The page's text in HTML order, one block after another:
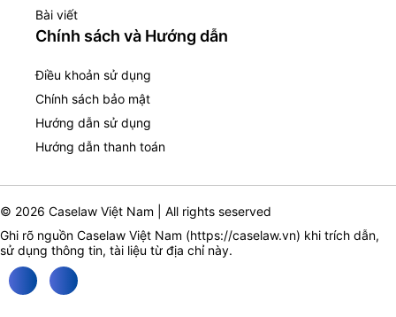
Bài viết
Chính sách và Hướng dẫn
Điều khoản sử dụng
Chính sách bảo mật
Hướng dẫn sử dụng
Hướng dẫn thanh toán
© 2026 Caselaw Việt Nam | All rights seserved
Ghi rõ nguồn Caselaw Việt Nam (https://caselaw.vn) khi trích dẫn,
sử dụng thông tin, tài liệu từ địa chỉ này.